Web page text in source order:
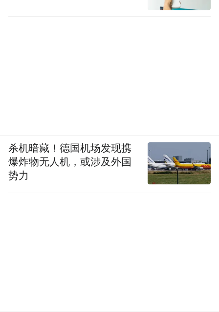
杀机暗藏！德国机场发现携
爆炸物无人机，或涉及外国
势力